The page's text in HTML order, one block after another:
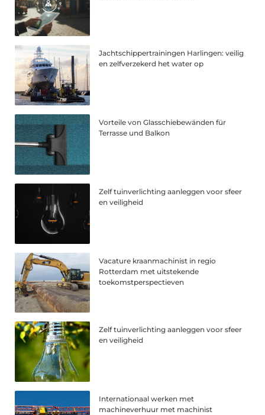
Jachtschippertrainingen Harlingen: veilig
en zelfverzekerd het water op
Vorteile von Glasschiebewänden für
Terrasse und Balkon
Zelf tuinverlichting aanleggen voor sfeer
en veiligheid
Vacature kraanmachinist in regio
Rotterdam met uitstekende
toekomstperspectieven
Zelf tuinverlichting aanleggen voor sfeer
en veiligheid
Internationaal werken met
machineverhuur met machinist